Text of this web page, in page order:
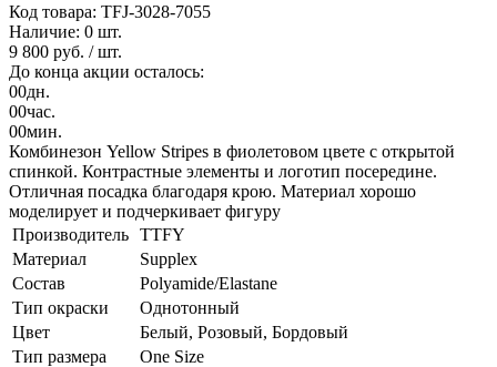
Код товара: TFJ-3028-7055
Наличие: 0 шт.
9 800 руб. / шт.
До конца акции осталось:
00дн.
00час.
00мин.
Комбинезон Yellow Stripes в фиолетовом цвете с открытой
спинкой. Контрастные элементы и логотип посередине.
Отличная посадка благодаря крою. Материал хорошо
моделирует и подчеркивает фигуру
Производитель TTFY
Материал
Supplex
Состав
Polyamide/Elastane
Тип окраски
Однотонный
Цвет
Белый, Розовый, Бордовый
Тип размера
One Size